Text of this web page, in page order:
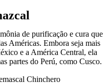
de purificação e cura que
Américas. Embora seja mais
e a América Central, ela
partes do Perú, como Cusco.